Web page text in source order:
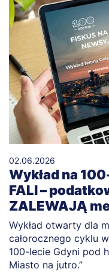
02.06.2026
Wykład na
FALI –
ZALEWAJĄ
Wykład otwarty dla
całorocznego cyklu
100-lecie Gdyni pod
Miasto na jutro.”